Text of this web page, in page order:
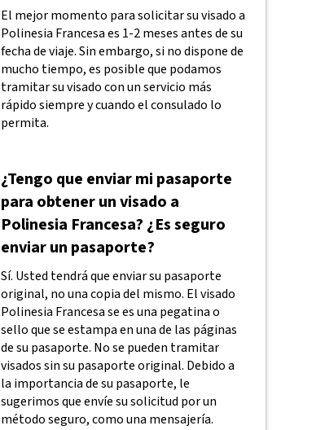
El mejor momento para solicitar su visado a
Polinesia Francesa es 1-2 meses antes de su
fecha de viaje. Sin embargo, si no dispone de
mucho tiempo, es posible que podamos
tramitar su visado con un servicio más
rápido siempre y cuando el consulado lo
permita.
¿Tengo que enviar mi pasaporte
para obtener un visado a
Polinesia Francesa? ¿Es seguro
enviar un pasaporte?
Sí. Usted tendrá que enviar su pasaporte
original, no una copia del mismo. El visado
Polinesia Francesa se es una pegatina o
sello que se estampa en una de las páginas
de su pasaporte. No se pueden tramitar
visados sin su pasaporte original. Debido a
la importancia de su pasaporte, le
sugerimos que envíe su solicitud por un
método seguro, como una mensajería.